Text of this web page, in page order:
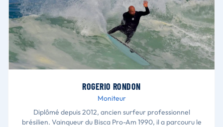
ROGERIO RONDON
Moniteur
Diplômé depuis 2012, ancien surfeur professionnel
brésilien. Vainqueur du Bisca Pro-Am 1990, il a parcouru le